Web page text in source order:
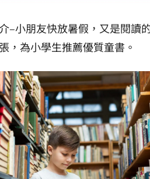
–小朋友快放暑假，又是閱讀
，為小學生推薦優質童書。